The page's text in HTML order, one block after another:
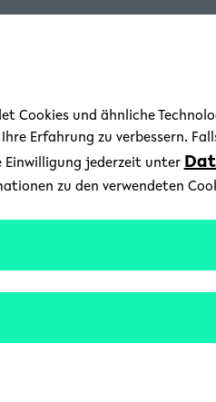
Cookies und ähnliche
Erfahrung zu verbessern.
Einwilligung jederzeit unter
zu den verwendeten